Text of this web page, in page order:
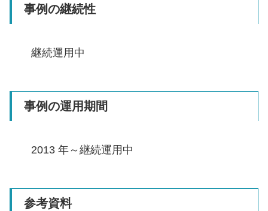
事例の継続性
継続運用中
事例の運用期間
2013 年～継続運用中
参考資料